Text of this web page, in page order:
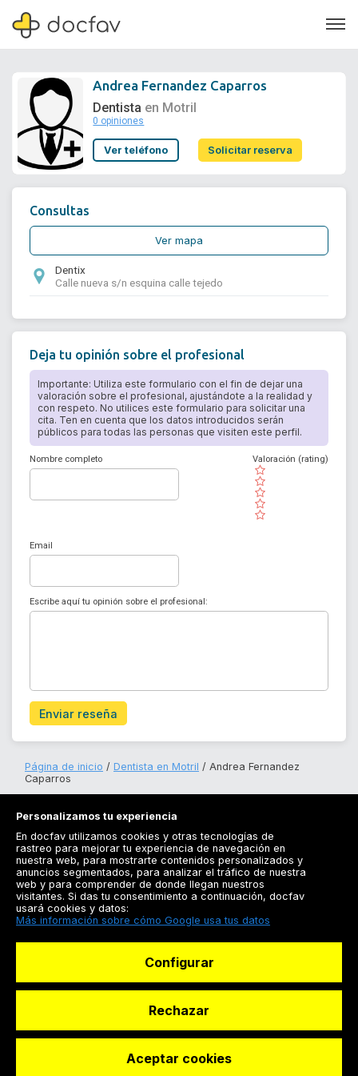
Soporte
Andrea Fernandez Caparros
Dentista en Motril
0 opiniones
Ver teléfono Solicitar reserva
Consultas
Ver mapa
Dentix
Calle nueva s/n esquina calle tejedo
Deja tu opinión sobre el profesional
Importante: Utiliza este formulario con el fin de dejar una
valoración sobre el profesional, ajustándote a la realidad y
con respeto. No utilices este formulario para solicitar una
cita. Ten en cuenta que los datos introducidos serán
públicos para todas las personas que visiten este perfil.
Nombre completo
( )
( )
( )
( )
( )
Valoración (rating)
Email
Escribe aquí tu opinión sobre el profesional:
Enviar reseña
Página de inicio Dentista en Motril
Andrea Fernandez
Caparros
Registrarse
Docfav
© Dashboard Technologies S.L
Personalizamos tu experiencia
En docfav utilizamos cookies y otras tecnologías de
rastreo para mejorar tu experiencia de navegación en
nuestra web, para mostrarte contenidos personalizados y
anuncios segmentados, para analizar el tráfico de nuestra
web y para comprender de donde llegan nuestros
visitantes. Si das tu consentimiento a continuación, docfav
usará cookies y datos:
Más información sobre cómo Google usa tus datos
Configurar
Rechazar
Aceptar cookies